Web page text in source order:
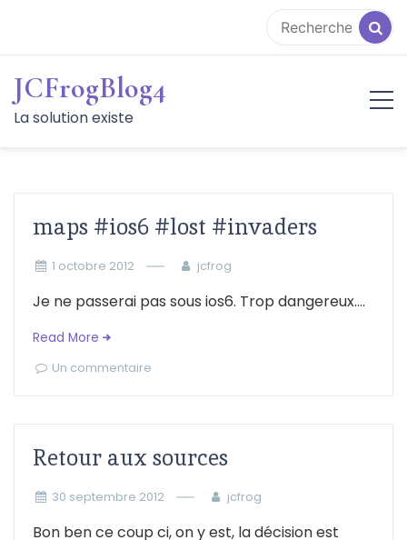
contenu
JCFrogBlog4
La solution existe
maps #ios6 #lost #invaders
1 octobre 2012 jcfrog
Je ne passerai pas sous ios6. Trop dangereux....
Read More
Un commentaire
Retour aux sources
30 septembre 2012 jcfrog
Bon ben ce coup ci, on y est, la décision est